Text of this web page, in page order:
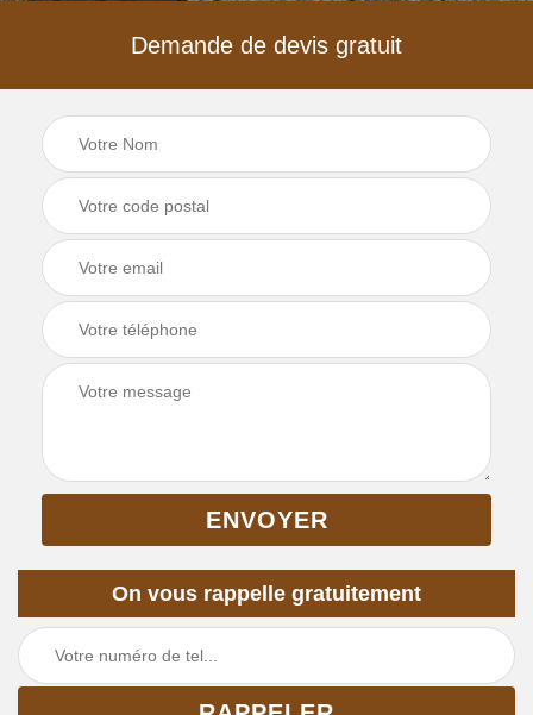
Demande de devis gratuit
On vous rappelle gratuitement